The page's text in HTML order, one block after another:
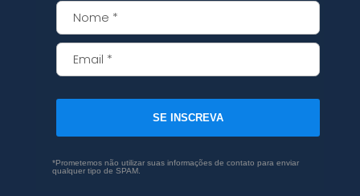
SE INSCREVA
*Prometemos não utilizar suas informações de contato para enviar
qualquer tipo de SPAM.